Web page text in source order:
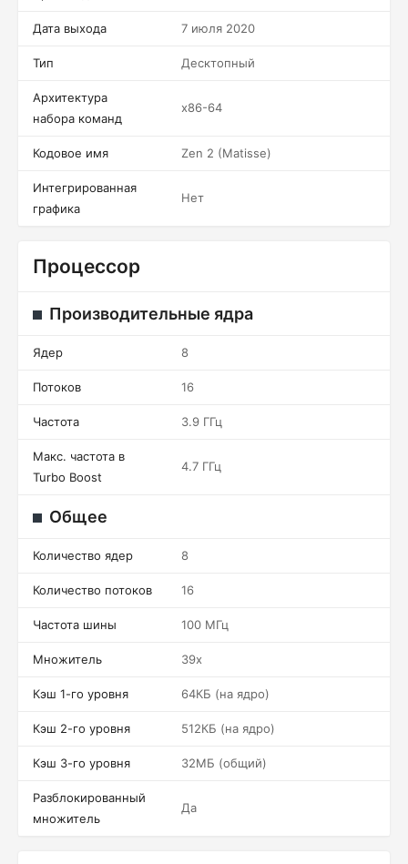
Дата выхода 7 июля 2020
Тип Десктопный
Архитектура
набора команд
x86-64
Кодовое имя Zen 2 (Matisse)
Интегрированная
графика
Нет
Процессор
Производительные ядра
Ядер 8
Потоков 16
Частота 3.9 ГГц
Макс. частота в
Turbo Boost
4.7 ГГц
Общее
Количество ядер 8
Количество потоков 16
Частота шины 100 МГц
Множитель 39x
Кэш 1-го уровня 64КБ (на ядро)
Кэш 2-го уровня 512КБ (на ядро)
Кэш 3-го уровня 32МБ (общий)
Разблокированный
множитель
Да